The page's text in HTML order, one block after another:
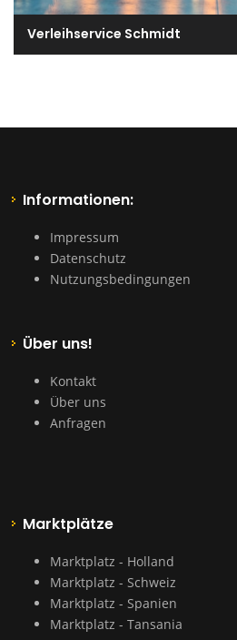
Verleihservice Schmidt
Informationen:
Impressum
Datenschutz
Nutzungsbedingungen
Über uns!
Kontakt
Über uns
Anfragen
Marktplätze
Marktplatz - Holland
Marktplatz - Schweiz
Marktplatz - Spanien
Marktplatz - Tansania